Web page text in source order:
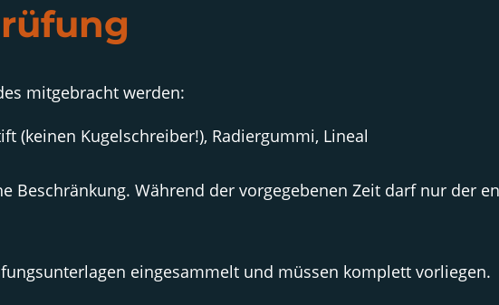
mitgebracht werden:
(keinen Kugelschreiber!), Radiergummi, Lineal
Beschränkung. Während der vorgegebenen Zeit darf nur der
eingesammelt und müssen komplett vorliegen.